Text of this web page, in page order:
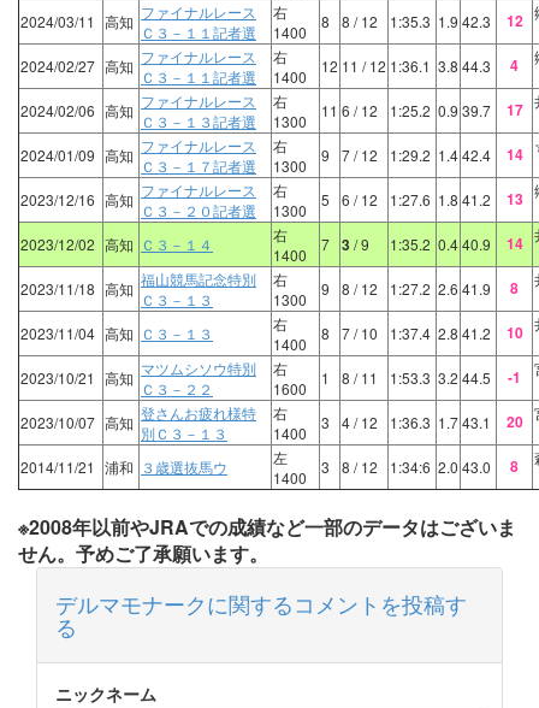
2024/03/11 高知 ファイナルレース
Ｃ３－１１記者選
右
1400
8 8 / 12 1:35.3 1.9 42.3 12
2024/02/27 高知 ファイナルレース
Ｃ３－１１記者選
右
1400
12 11 / 12 1:36.1 3.8 44.3 4
2024/02/06 高知 ファイナルレース
Ｃ３－１３記者選
右
1300
11 6 / 12 1:25.2 0.9 39.7 17
2024/01/09 高知 ファイナルレース
Ｃ３－１７記者選
右
1300
9 7/ 12 1:29.2 1.442.4 14
2023/12/16 高知 ファイナルレース
Ｃ３－２０記者選
右
1300
5 6 / 12 1:27.6 1.8 41.2 13
2023/12/02 高知 Ｃ３－１４
右
1400
7 3/ 9 1:35.2 0.440.9 14
2023/11/18 高知 福山競馬記念特別
Ｃ３－１３
右
1300
9 8 / 12 1:27.2 2.6 41.9 8
2023/11/04 高知 Ｃ３－１３
右
1400
8 7/ 10 1:37.4 2.8 41.2 10
2023/10/21 高知 マツムシソウ特別
Ｃ３－２２
右
1600
1 8 / 11 1:53.3 3.2 44.5 -1
2023/10/07 高知 登さんお疲れ様特
別Ｃ３－１３
右
1400
3 4/ 12 1:36.3 1.743.1 20
2014/11/21 浦和 ３歳選抜馬ウ
左
1400
3 8 / 12 1:34:6 2.0 43.0 8
※2008年以前やJRAでの成績など一部のデータはございま
せん。予めご了承願います。
デルマモナークに関するコメントを投稿す
る
ニックネーム